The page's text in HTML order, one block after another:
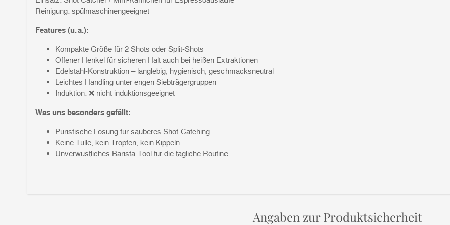
Reinigung: spülmaschinengeeignet
Features (u. a.):
Kompakte Größe für 2 Shots oder Split-Shots
Offener Henkel für sicheren Halt auch bei heißen Extraktionen
Edelstahl-Konstruktion – langlebig, hygienisch, geschmacksneutral
Leichtes Handling unter engen Siebträgergruppen
Induktion: ❌ nicht induktionsgeeignet
Was uns besonders gefällt:
Puristische Lösung für sauberes Shot-Catching
Keine Tülle, kein Tropfen, kein Kippeln
Unverwüstliches Barista-Tool für die tägliche Routine
Angaben zur Produktsicherheit